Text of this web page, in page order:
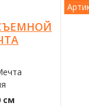
см